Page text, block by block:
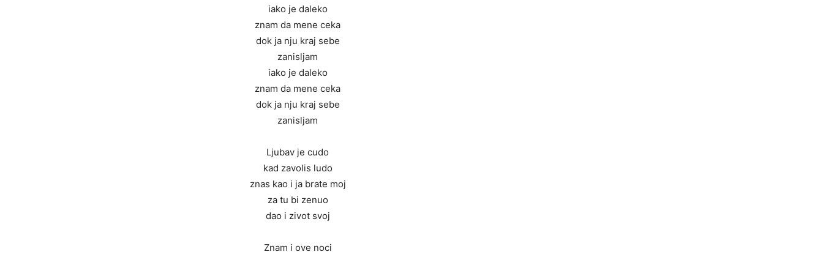
iako je daleko
znam da mene ceka
dok ja nju kraj sebe
zanisljam
iako je daleko
znam da mene ceka
dok ja nju kraj sebe
zanisljam
Ljubav je cudo
kad zavolis ludo
znas kao i ja brate moj
za tu bi zenuo
dao i zivot svoj
Znam i ove noci